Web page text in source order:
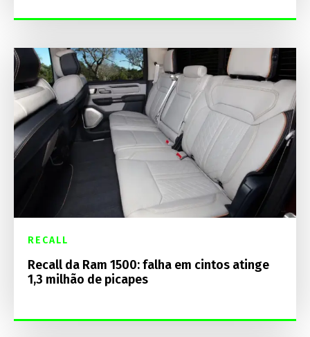
RECALL
Recall da Ram 1500: falha em cintos atinge
1,3 milhão de picapes